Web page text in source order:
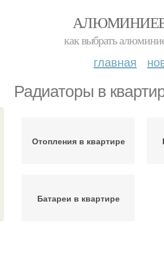
как выбрать
главная
Радиаторы в
Отопления в квартире
Батареи в квартире